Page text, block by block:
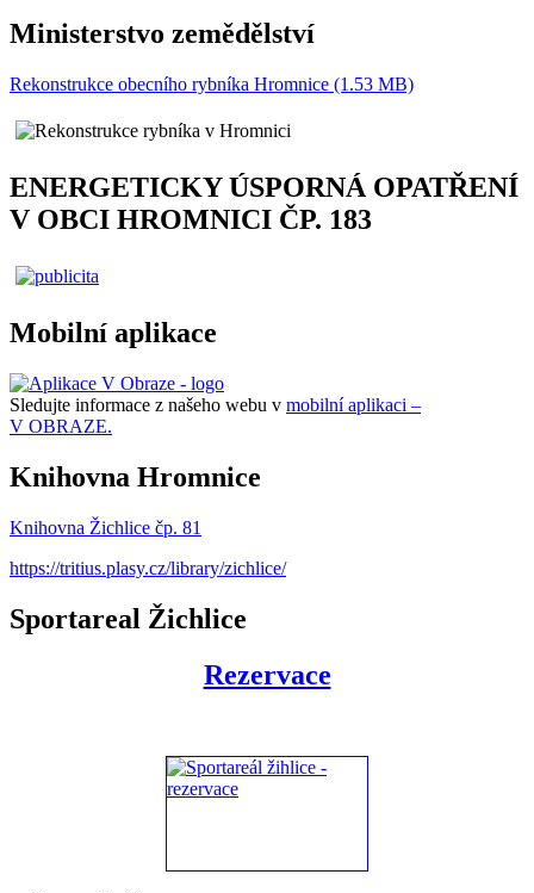
Ministerstvo zemědělství
Rekonstrukce obecního rybníka Hromnice (1.53 MB)
ENERGETICKY ÚSPORNÁ OPATŘENÍ
V OBCI HROMNICI ČP. 183
Mobilní aplikace
Sledujte informace z našeho webu v mobilní aplikaci –
V OBRAZE.
Knihovna Hromnice
Knihovna Žichlice čp. 81
https://tritius.plasy.cz/library/zichlice/
Sportareal Žichlice
Rezervace